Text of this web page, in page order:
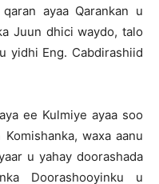
ayaa Qarankan u
Juun dhici waydo, talo
yidhi Eng. Cabdirashiid
ee Kulmiye ayaa soo
waxa aanu
u yahay doorashada
Doorashooyinku u